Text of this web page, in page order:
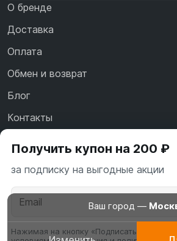
О бренде
Доставка
Оплата
Обмен и возврат
Блог
Контакты
Политика конфиденциальности
Получить купон на 200 ₽
за подписку на выгодные акции
Нажимая на кнопку «Подписаться» вы
Ваш город —